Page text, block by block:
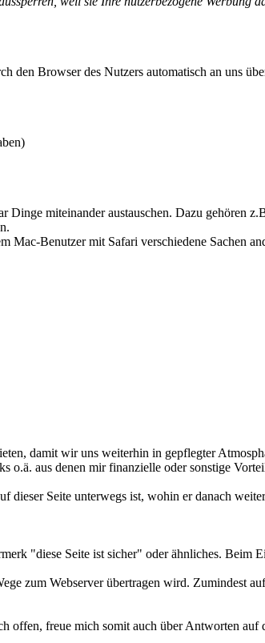
den Browser des Nutzers automatisch an uns
miteinander austauschen. Dazu gehören
Mac-Benutzer mit Safari verschiedene Sachen
damit wir uns weiterhin in gepflegter
aus denen mir finanzielle oder sonstige
Seite unterwegs ist, wohin er danach
"diese Seite ist sicher" oder ähnliches. Beim
zum Webserver übertragen wird. Zumindest
offen, freue mich somit auch über Antworten auf